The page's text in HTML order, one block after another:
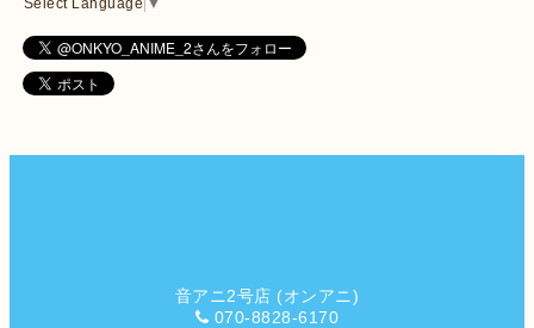
Select Language ▼
音アニ2号店 (オンアニ)
070-8828-6170